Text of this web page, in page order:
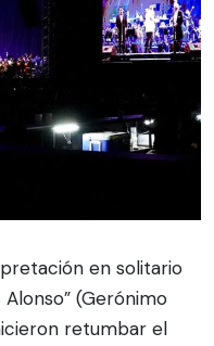
en solitario
Alonso” (Gerónimo
retumbar el